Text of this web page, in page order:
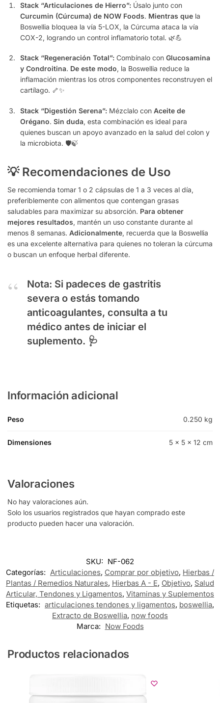
Stack “Articulaciones de Hierro”: Úsalo junto con
Curcumin (Cúrcuma) de NOW Foods. Mientras que la
Boswellia bloquea la vía 5-LOX, la Cúrcuma ataca la vía
COX-2, logrando un control inflamatorio total. 🌿💪
Stack “Regeneración Total”: Combínalo con Glucosamina
y Condroitina. De este modo, la Boswellia reduce la
inflamación mientras los otros componentes reconstruyen el
cartílago. 🦴✨
Stack “Digestión Serena”: Mézclalo con Aceite de
Orégano. Sin duda, esta combinación es ideal para
quienes buscan un apoyo avanzado en la salud del colon y
la microbiota. 🛡️🍃
💡 Recomendaciones de Uso
Se recomienda tomar 1 o 2 cápsulas de 1 a 3 veces al día,
preferiblemente con alimentos que contengan grasas
saludables para maximizar su absorción. Para obtener
mejores resultados, mantén un uso constante durante al
menos 8 semanas. Adicionalmente, recuerda que la Boswellia
es una excelente alternativa para quienes no toleran la cúrcuma
o buscan un enfoque herbal diferente.
Nota: Si padeces de gastritis
severa o estás tomando
anticoagulantes, consulta a tu
médico antes de iniciar el
suplemento. 🩺
Información adicional
Peso 0.250 kg
Dimensiones 5 × 5 × 12 cm
Valoraciones
No hay valoraciones aún.
Solo los usuarios registrados que hayan comprado este
producto pueden hacer una valoración.
SKU: NF-062
Categorías: Articulaciones, Comprar por objetivo, Hierbas /
Plantas / Remedios Naturales, Hierbas A - E, Objetivo, Salud
Articular, Tendones y Ligamentos, Vitaminas y Suplementos
Etiquetas: articulaciones tendones y ligamentos, boswellia,
Extracto de Boswellia, now foods
Marca: Now Foods
Productos relacionados